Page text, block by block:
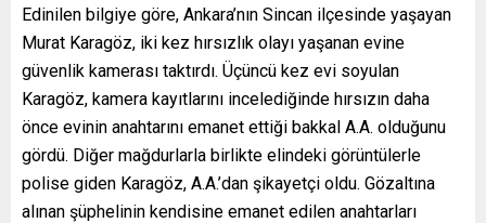
Edinilen bilgiye göre, Ankara’nın Sincan ilçesinde yaşayan
Murat Karagöz, iki kez hırsızlık olayı yaşanan evine
güvenlik kamerası taktırdı. Üçüncü kez evi soyulan
Karagöz, kamera kayıtlarını incelediğinde hırsızın daha
önce evinin anahtarını emanet ettiği bakkal A.A. olduğunu
gördü. Diğer mağdurlarla birlikte elindeki görüntülerle
polise giden Karagöz, A.A.’dan şikayetçi oldu. Gözaltına
alınan şüphelinin kendisine emanet edilen anahtarları